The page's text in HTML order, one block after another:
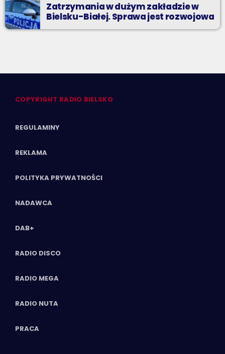
Zatrzymania w dużym zakładzie w
Bielsku-Białej. Sprawa jest rozwojowa
COPYRIGHT RADIO BIELSKO
REGULAMINY
REKLAMA
POLITYKA PRYWATNOŚCI
NADAWCA
DAB+
RADIO DISCO
RADIO MEGA
RADIO NUTA
PRACA